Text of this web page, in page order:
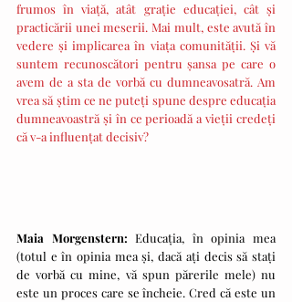
frumos în viață, atât grație educației, cât și
practicării unei meserii. Mai mult, este avută în
vedere și implicarea în viața comunității. Și vă
suntem recunoscători pentru șansa pe care o
avem de a sta de vorbă cu dumneavosatră. Am
vrea să știm ce ne puteți spune despre educația
dumneavoastră și în ce perioadă a vieții credeți
că v-a influențat decisiv?
Maia Morgenstern: Educația, în opinia mea
(totul e în opinia mea și, dacă ați decis să stați
de vorbă cu mine, vă spun părerile mele) nu
este un proces care se încheie. Cred că este un